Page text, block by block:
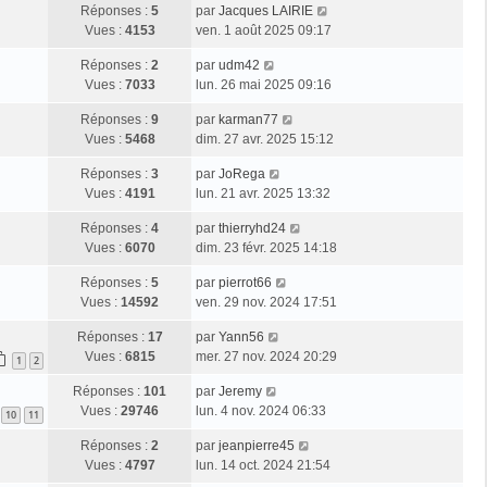
Réponses : 5
Vues : 4153
par Jacques LAIRIE
ven. 1 août 2025 09:17
Réponses : 2
Vues : 7033
par udm42
lun. 26 mai 2025 09:16
Réponses : 9
Vues : 5468
par karman77
dim. 27 avr. 2025 15:12
Réponses : 3
Vues : 4191
par JoRega
lun. 21 avr. 2025 13:32
Réponses : 4
Vues : 6070
par thierryhd24
dim. 23 févr. 2025 14:18
Réponses : 5
Vues : 14592
par pierrot66
ven. 29 nov. 2024 17:51
1 2
Réponses : 17
Vues : 6815
par Yann56
mer. 27 nov. 2024 20:29
10 11
Réponses : 101
Vues : 29746
par Jeremy
lun. 4 nov. 2024 06:33
Réponses : 2
Vues : 4797
par jeanpierre45
lun. 14 oct. 2024 21:54